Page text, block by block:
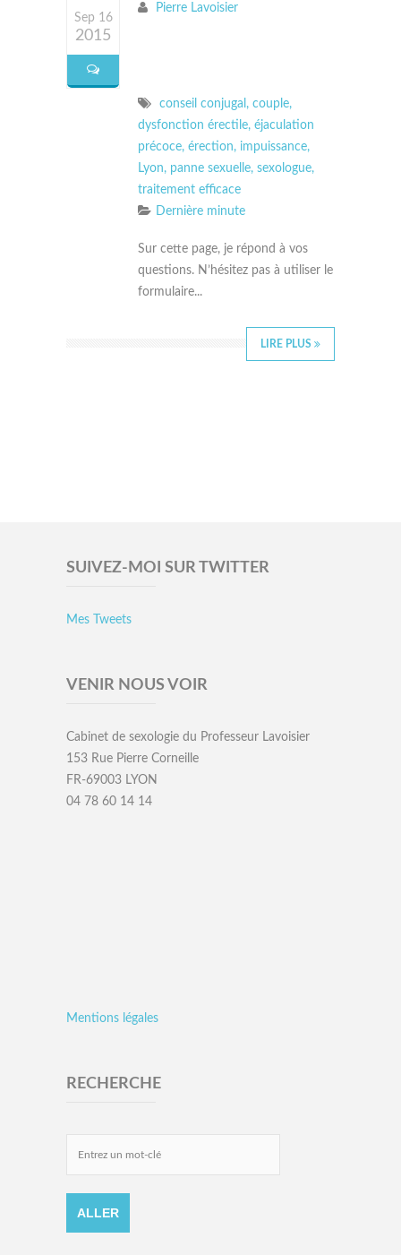
Sep 16
2015
Pierre Lavoisier
conseil conjugal , couple,
dysfonction érectile, éjaculation
précoce, érection, impuissance,
Lyon, panne sexuelle, sexologue,
traitement efficace
Dernière minute
Sur cette page, je répond à vos
questions. N’hésitez pas à utiliser le
formulaire...
LIRE PLUS
SUIVEZ-MOI SUR TWITTER
Mes Tweets
VENIR NOUS VOIR
Cabinet de sexologie du Professeur Lavoisier
153 Rue Pierre Corneille
FR-69003 LYON
04 78 60 14 14
Mentions légales
RECHERCHE